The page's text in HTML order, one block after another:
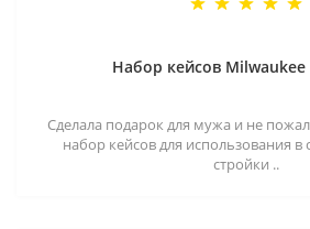
Набор кейсов Milwaukee
Сделала подарок для мужа и не
набор кейсов для использования в
стройки ..